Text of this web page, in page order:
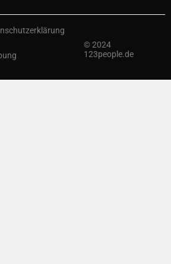
© 2024
123people.de